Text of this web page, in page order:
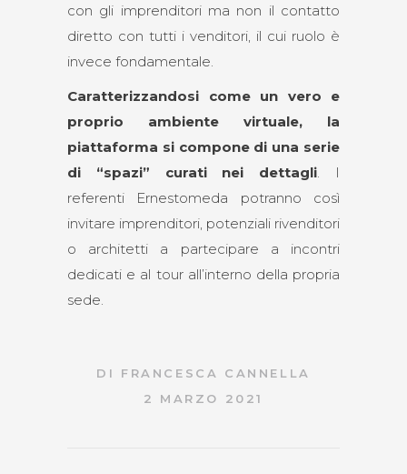
con gli imprenditori ma non il contatto
diretto con tutti i venditori, il cui ruolo è
invece fondamentale.
Caratterizzandosi come un vero e
proprio ambiente virtuale, la
piattaforma si compone di una serie
di “spazi” curati nei dettagli. I
referenti Ernestomeda potranno così
invitare imprenditori, potenziali rivenditori
o architetti a partecipare a incontri
dedicati e al tour all’interno della propria
sede.
DI FRANCESCA CANNELLA
2 MARZO 2021